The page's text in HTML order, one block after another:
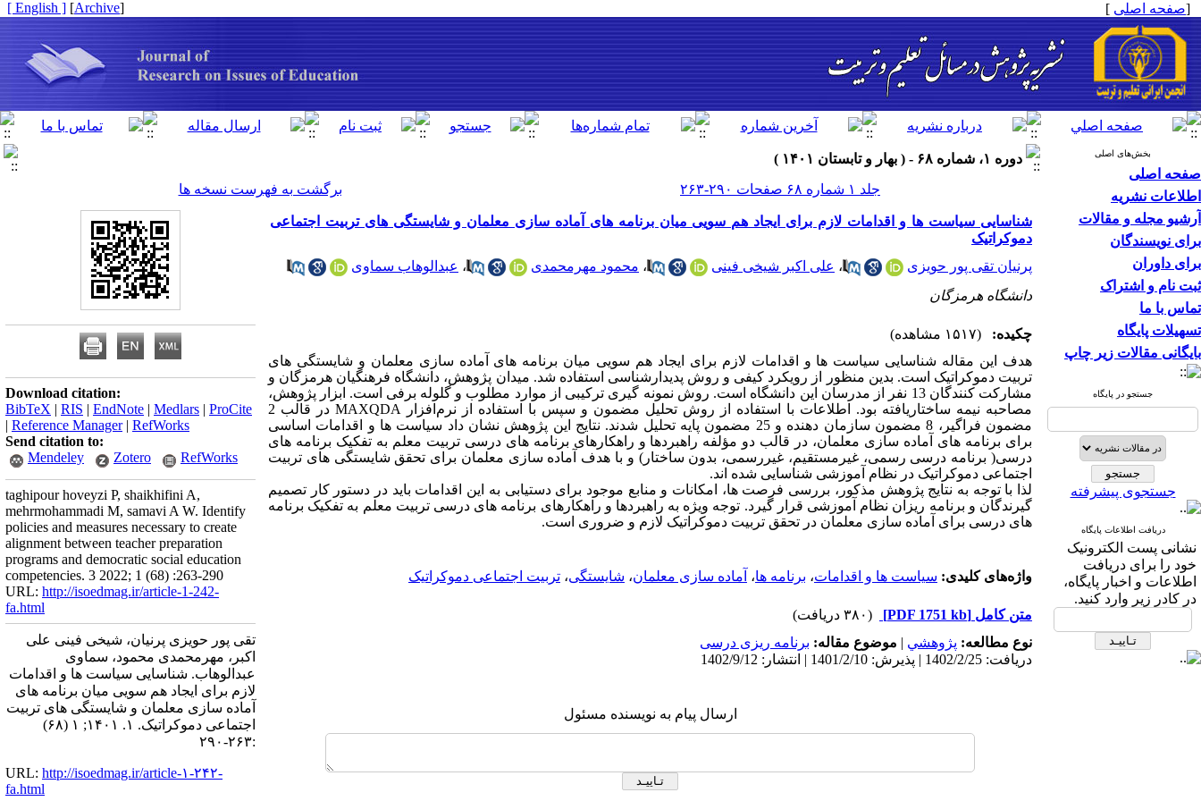
[صفحه اصلی ]
[
Archive
]
[ English ]
بخش‌های اصلی
صفحه اصلی
اطلاعات نشریه
آرشیو مجله و مقالات
برای نویسندگان
برای داوران
ثبت نام و اشتراک
تماس با ما
تسهیلات پایگاه
بایگانی مقالات زیر چاپ
جستجو در پایگاه
جستجوی پیشرفته
دریافت اطلاعات پایگاه
نشانی پست الکترونیک
خود را برای دریافت
اطلاعات و اخبار پایگاه،
در کادر زیر وارد کنید.
دوره ۱، شماره ۶۸ - ( بهار و تابستان ۱۴۰۱ )
جلد ۱ شماره ۶۸ صفحات ۲۹۰-۲۶۳
برگشت به فهرست نسخه ها
شناسایی سیاست ها و اقدامات لازم برای ایجاد هم سویی میان برنامه های آماده سازی معلمان و شایستگی های تربیت اجتماعی
دموکراتیک
پرنیان تقی پور حویزی
، علی اکبر شیخی فینی ، محمود مهرمحمدی ، عبدالوهاب سماوی
دانشگاه هرمزگان
چکیده:
(۱۵۱۷ مشاهده)
هدف این مقاله شناسایی سیاست ها و اقدامات لازم برای ایجاد هم سویی میان برنامه های آماده سازی معلمان و شایستگی های
تربیت دموکراتیک است. بدین منظور از رویکرد کیفی و روش پدیدارشناسی استفاده شد. میدان پژوهش، دانشگاه فرهنگیان هرمزگان و
مشارکت کنندگان 13 نفر از مدرسان این دانشگاه است. روش نمونه گیری ترکیبی از موارد مطلوب و گلوله برفی است.
ابزار پژوهش،
مصاحبه نیمه ساختاریافته بود. اطلاعات با استفاده از روش تحلیل مضمون و سپس با استفاده از نرم‌افزار MAXQDA
در قالب 2
مضمون فراگیر، 8 مضمون سازمان دهنده و 25 مضمون پایه تحلیل شدند.
نتایج این پژوهش نشان داد سیاست ها و اقدامات اساسی
برای برنامه های آماده سازی معلمان، در قالب دو مؤلفه راهبردها و راهکارهای برنامه های درسی تربیت معلم به تفکیک برنامه های
درسی( برنامه درسی رسمی، غیرمستقیم، غیررسمی، بدون ساختار) و با هدف آماده سازی معلمان برای تحقق شایستگی های تربیت
اجتماعی دموکراتیک در نظام آموزشی شناسایی شده اند.
لذا با توجه به نتایج پژوهش مذکور، بررسی فرصت ها، امکانات و منابع موجود برای دستیابی به این اقدامات باید در دستور کار تصمیم
گیرندگان و برنامه ریزان نظام آموزشی قرار گیرد. توجه ویژه به راهبردها و راهکارهای برنامه های درسی تربیت معلم به تفکیک برنامه
های درسی برای آماده سازی معلمان در تحقق تربیت دموکراتیک لازم و ضروری است.
واژه‌های کلیدی: سیاست ها و اقدامات، برنامه ها، آماده سازی معلمان، شایستگی، تربیت اجتماعی دموکراتیک
متن کامل [PDF 1751 kb]
(۳۸۰ دریافت)
نوع مطالعه: پژوهشي | موضوع مقاله: برنامه ریزی درسی
دریافت: 1402/2/25 | پذیرش: 1401/2/10 | انتشار: 1402/9/12
ارسال پیام به نویسنده مسئول
Download citation:
BibTeX | RIS | EndNote | Medlars | ProCite
| Reference Manager| RefWorks
Send citation to:
Mendeley
Zotero RefWorks
taghipour hoveyzi P, shaikhifini A,
mehrmohammadi M, samavi A W. Identify
policies and measures necessary to create
alignment between teacher preparation
programs and democratic social education
competencies. 3 2022; 1 (68) :263-290
URL: http://isoedmag.ir/article-1-242-
fa.html
تقی پور حویزی پرنیان، شیخی فینی علی
اکبر، مهرمحمدی محمود، سماوی
عبدالوهاب. شناسایی سیاست ها و اقدامات
لازم برای ایجاد هم سویی میان برنامه های
آماده سازی معلمان و شایستگی های تربیت
اجتماعی دموکراتیک. ۱. ۱۴۰۱; ۱ (۶۸)
:۲۶۳-۲۹۰
URL: http://isoedmag.ir/article-۱-۲۴۲-
fa.html